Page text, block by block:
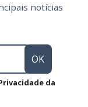
notícias
da